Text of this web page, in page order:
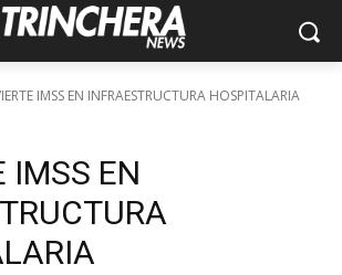
IMSS EN INFRAESTRUCTURA HOSPITALARIA
IMSS EN